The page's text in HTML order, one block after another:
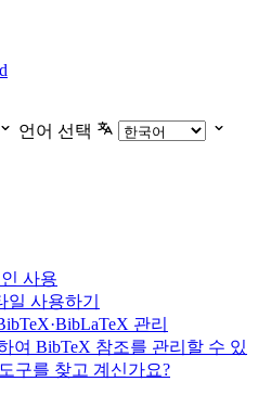
언어 선택
사용
일 사용하기
관리
여 BibTeX 참조를 관리할 수 있
구를 찾고 계신가요?